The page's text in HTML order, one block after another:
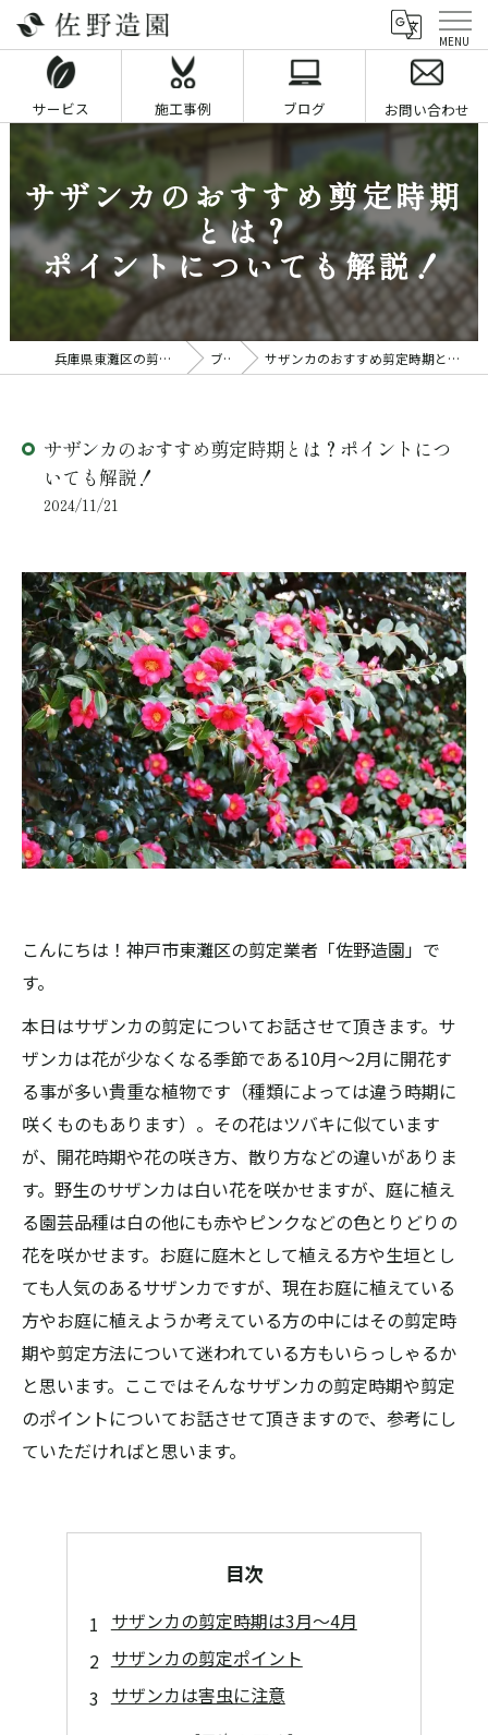
サービス 施工事例 ブログ お問い合わせ
サザンカのおすすめ剪定時期
とは？
ポイントについても解説！
兵庫県東灘区の剪定業者なら佐野造園 ブログ サザンカのおすすめ剪定時期とは？ポイントについても解説！
サザンカのおすすめ剪定時期とは？ポイントにつ
いても解説！
2024/11/21
こんにちは！神戸市東灘区の剪定業者「佐野造園」で
す。
本日はサザンカの剪定についてお話させて頂きます。サ
ザンカは花が少なくなる季節である10月～2月に開花す
る事が多い貴重な植物です（種類によっては違う時期に
咲くものもあります）。その花はツバキに似ています
が、開花時期や花の咲き方、散り方などの違いがありま
す。野生のサザンカは白い花を咲かせますが、庭に植え
る園芸品種は白の他にも赤やピンクなどの色とりどりの
花を咲かせます。お庭に庭木として植える方や生垣とし
ても人気のあるサザンカですが、現在お庭に植えている
方やお庭に植えようか考えている方の中にはその剪定時
期や剪定方法について迷われている方もいらっしゃるか
と思います。ここではそんなサザンカの剪定時期や剪定
のポイントについてお話させて頂きますので、参考にし
ていただければと思います。
目次
サザンカの剪定時期は3月～4月
サザンカの剪定ポイント
サザンカは害虫に注意